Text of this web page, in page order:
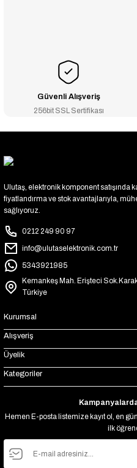
Güvenli Alışveriş
256bit SSL Sertifikası
Ulutaş, elektronik komponent satışında
fiyatlandırma ve stok avantajlarıyla,
sağlıyoruz.
0212 249 90 97
info@ulutaselektronik.com.tr
5343921985
Kemankeş Mah. Erişteci
Türkiye
Kurumsal
Alışveriş
Üyelik
Kategoriler
Hemen E-posta listemize kayıt ol, en
ilk